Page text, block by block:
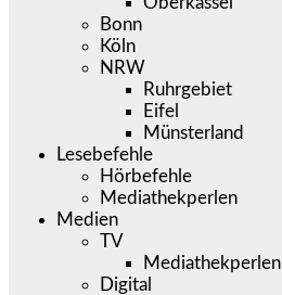
Bonn
Köln
NRW
Ruhrgebiet
Eifel
Münsterland
Lesebefehle
Hörbefehle
Mediathekperlen
Medien
TV
Mediathekperlen
Digital